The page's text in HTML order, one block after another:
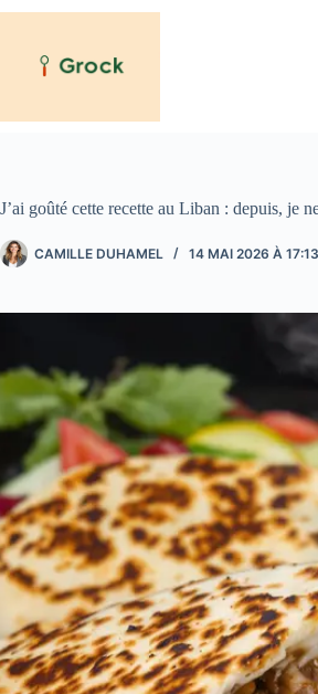
Passer
J’ai goûté cette recette au Liban : depuis, je
CAMILLE DUHAMEL 14 MAI 2026 À 17:13